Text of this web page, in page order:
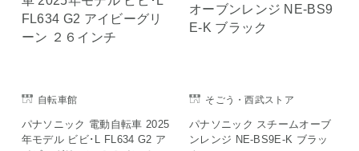
自転車館
パナソニック 電動自転車 2025
年モデル ビビ･L FL634 G2 ア
そごう・西武ストア
パナソニック スチームオーブ
ンレンジ NE-BS9E-K ブラッ